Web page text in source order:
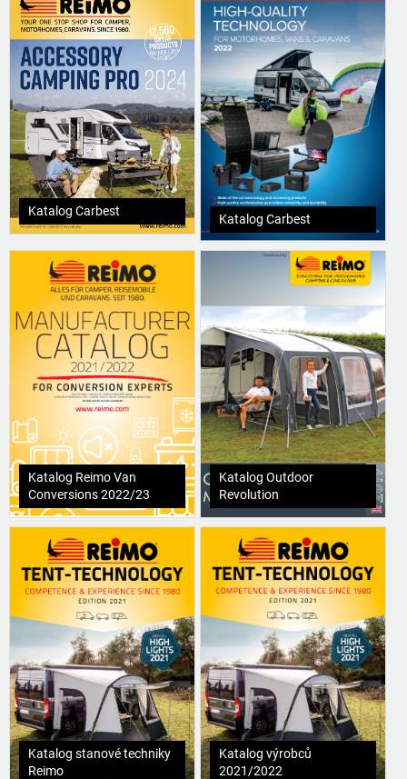
Katalog Carbest
Katalog Carbest
Katalog Reimo Van
Conversions 2022/23
Katalog Outdoor
Revolution
Katalog stanové techniky
Reimo
Katalog výrobců
2021/2022